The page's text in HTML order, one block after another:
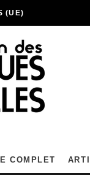
(UE)
COMPLET